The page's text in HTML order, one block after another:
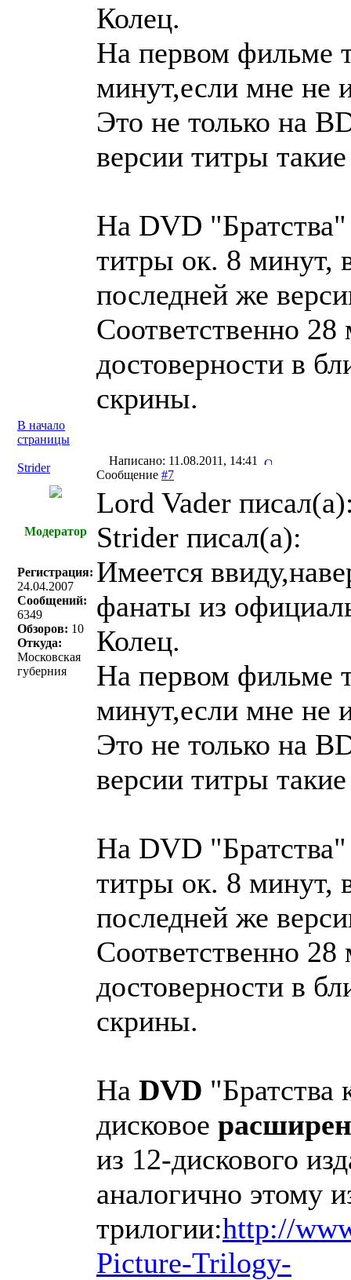
Колец.
На первом фильме
минут,если мне не
Это не только на
версии титры
На DVD
титры ок. 8 минут,
последней же
Соответственно
достоверности в
скрины.
В начало
страницы
Strider
Написано: 11.08.2011, 14:41
Сообщение #7
Модератор
Регистрация:
24.04.2007
Сообщений:
6349
Обзоров: 10
Откуда:
Московская
губерния
Lord Vader
Strider писал(a):
Имеется
фанаты из
Колец.
На первом фильме
минут,если мне не
Это не только на
версии титры
На DVD
титры ок. 8 минут,
последней же
Соответственно
достоверности в
скрины.
На DVD "Братства
дисковое
из 12-дискового
аналогично этому
трилогии:http://
Picture-Trilogy-